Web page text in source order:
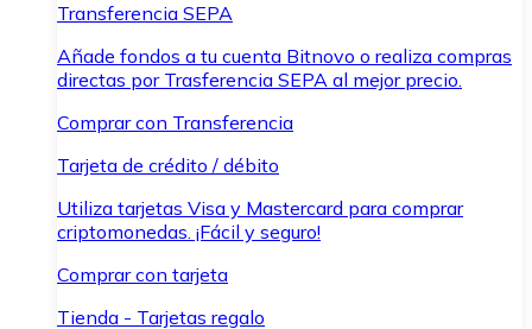
Transferencia SEPA
Añade fondos a tu cuenta Bitnovo o realiza compras
directas por Trasferencia SEPA al mejor precio.
Comprar con Transferencia
Tarjeta de crédito / débito
Utiliza tarjetas Visa y Mastercard para comprar
criptomonedas. ¡Fácil y seguro!
Comprar con tarjeta
Tienda - Tarjetas regalo